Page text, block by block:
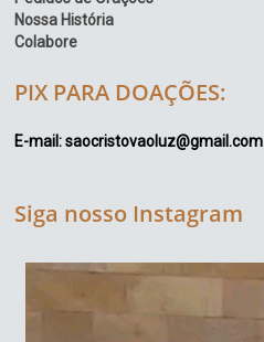
Nossa História
Colabore
PIX PARA DOAÇÕES:
E-mail: saocristovaoluz@gmail.com
Siga nosso Instagram